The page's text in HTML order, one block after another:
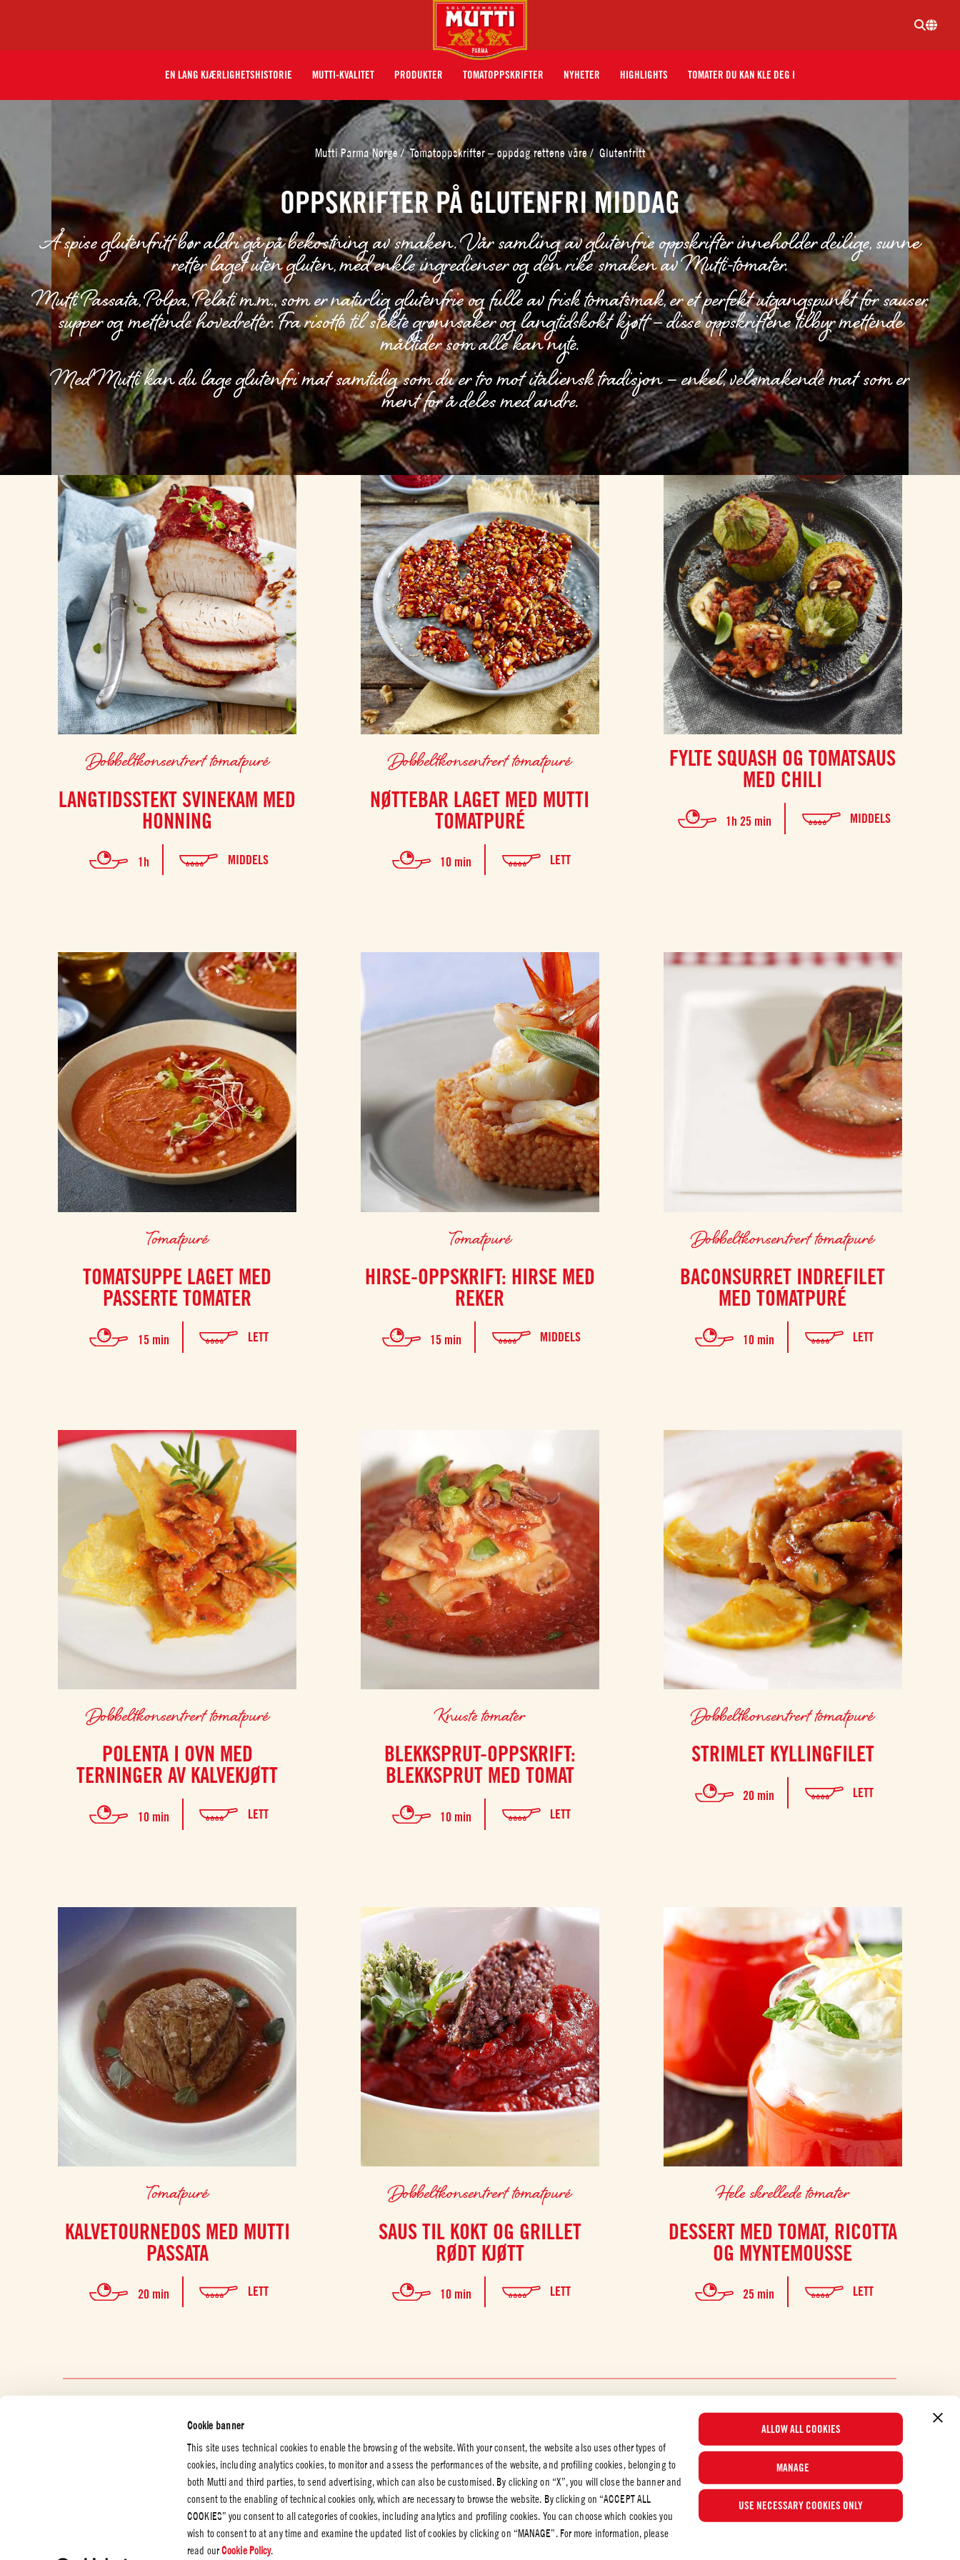
Cookie banner
This site uses technical cookies to enable the browsing of the website. With your consent, the website also uses other types of
cookies, including analytics cookies, to monitor and assess the performances of the website, and profiling cookies, belonging to
both Mutti and third parties, to send advertising, which can also be customised. By clicking on “X”, you will close the banner and
consent to the enabling of technical cookies only, which are necessary to browse the website. By clicking on “ACCEPT ALL
COOKIES” you consent to all categories of cookies, including analytics and profiling cookies. You can choose which cookies you
wish to consent to at any time and examine the updated list of cookies by clicking on “MANAGE”. For more information, please
read ourCookie Policy.
ALLOW ALL COOKIES
MANAGE
USE NECESSARY COOKIES ONLY
EN LANG KJÆRLIGHETSHISTORIE MUTTI-KVALITET PRODUKTER TOMATOPPSKRIFTER NYHETER HIGHLIGHTS TOMATER DU KAN KLE DEG I
Mutti Parma Norge/ Tomatoppskrifter – oppdag rettene våre/ Glutenfritt
OPPSKRIFTER PÅ GLUTENFRI MIDDAG
Å spise glutenfritt bør aldri gå på bekostning av smaken. Vår samling av glutenfrie oppskrifter inneholder deilige, sunne
retter laget uten gluten, med enkle ingredienser og den rike smaken av Mutti-tomater.
Mutti Passata, Polpa, Pelati m.m., som er naturlig glutenfrie og fulle av frisk tomatsmak, er et perfekt utgangspunkt for sauser,
supper og mettende hovedretter. Fra risotto til stekte grønnsaker og langtidskokt kjøtt – disse oppskriftene tilbyr mettende
måltider som alle kan nyte.
Med Mutti kan du lage glutenfri mat samtidig som du er tro mot italiensk tradisjon – enkel, velsmakende mat som er
ment for å deles med andre.
Dobbeltkonsentrert tomatpuré
LANGTIDSSTEKT SVINEKAM MED
HONNING
1h MIDDELS
Dobbeltkonsentrert tomatpuré
NØTTEBAR LAGET MED MUTTI
TOMATPURÉ
10 min LETT
FYLTE SQUASH OG TOMATSAUS
MED CHILI
1h 25 min MIDDELS
Tomatpuré
TOMATSUPPE LAGET MED
PASSERTE TOMATER
15 min LETT
Tomatpuré
HIRSE-OPPSKRIFT: HIRSE MED
REKER
15 min MIDDELS
Dobbeltkonsentrert tomatpuré
BACONSURRET INDREFILET
MED TOMATPURÉ
10 min LETT
Dobbeltkonsentrert tomatpuré
POLENTA I OVN MED
TERNINGER AV KALVEKJØTT
10 min LETT
Knuste tomater
BLEKKSPRUT-OPPSKRIFT:
BLEKKSPRUT MED TOMAT
10 min LETT
Dobbeltkonsentrert tomatpuré
STRIMLET KYLLINGFILET
20 min LETT
Tomatpuré
KALVETOURNEDOS MED MUTTI
PASSATA
20 min LETT
Dobbeltkonsentrert tomatpuré
SAUS TIL KOKT OG GRILLET
RØDT KJØTT
10 min LETT
Hele skrellede tomater
DESSERT MED TOMAT, RICOTTA
OG MYNTEMOUSSE
25 min LETT
BEDRIFT
Sertifiseringer
Etiske retningslinjer
Whistleblowing
JURIDISK OG
PERSONVERN
Personvernpolicy
Populære oppskrifter